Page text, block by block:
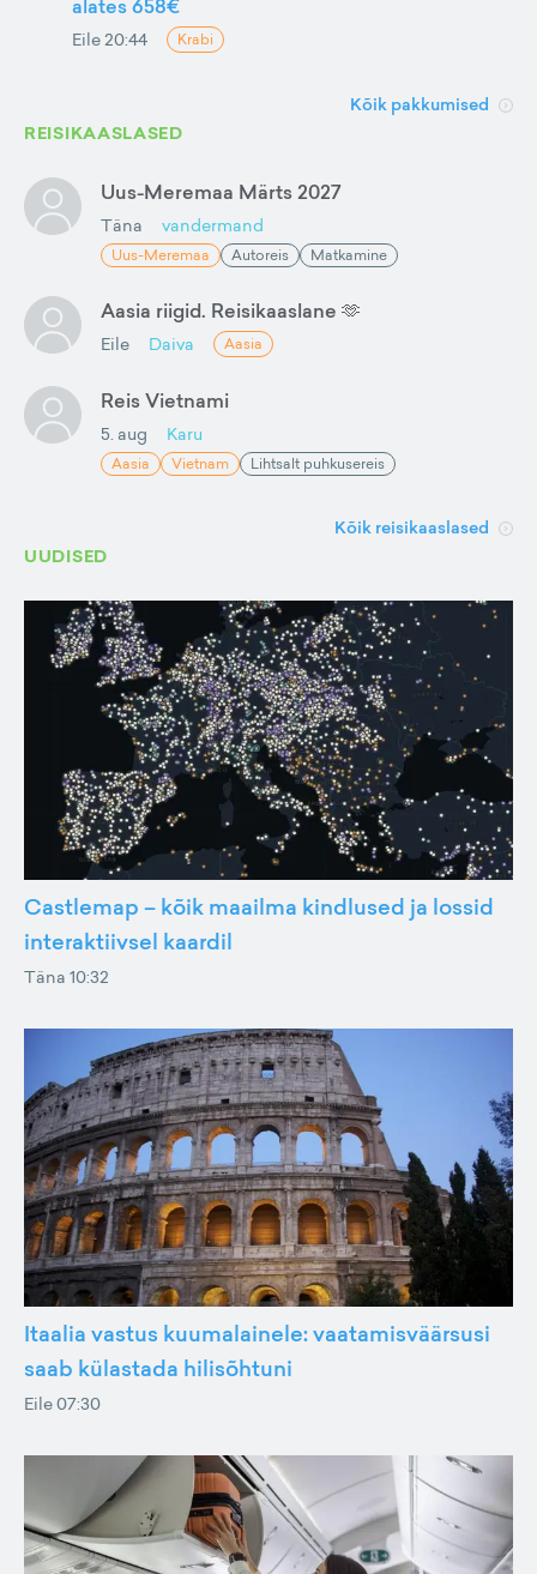
alates 658€
Eile 20:44 Krabi
Kõik pakkumised
REISIKAASLASED
Uus-Meremaa Märts 2027
Täna vandermand
Uus-Meremaa Autoreis Matkamine
Aasia riigid. Reisikaaslane 🫶
Eile Daiva Aasia
Reis Vietnami
5. aug Karu
Aasia Vietnam Lihtsalt puhkusereis
Kõik reisikaaslased
UUDISED
Castlemap – kõik maailma kindlused ja lossid
interaktiivsel kaardil
Täna 10:32
Itaalia vastus kuumalainele: vaatamisväärsusi
saab külastada hilisõhtuni
Eile 07:30